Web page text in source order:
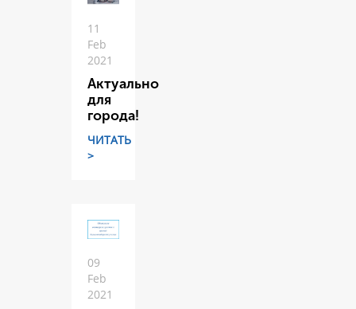
11
Feb
2021
Актуально
для
города!
ЧИТАТЬ
>
09
Feb
2021